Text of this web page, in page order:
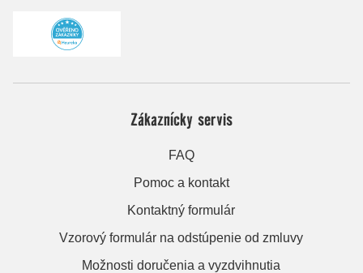
Zákaznícky servis
FAQ
Pomoc a kontakt
Kontaktný formulár
Vzorový formulár na odstúpenie od zmluvy
Možnosti doručenia a vyzdvihnutia